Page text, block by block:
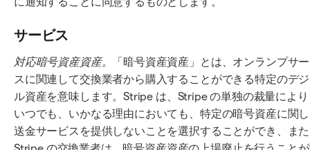
サービス
対応暗号資産資産。
「暗号資産資産」とは、オンランプサ
スに関連して交換業者から購入することができる特定のデ
ル資産を意味します。Stripe は、Stripe の単独の裁量によ
いつでも、いかなる理由においても、特定の暗号資産に関
送金サービスを提供しないことを選択することができ、ま